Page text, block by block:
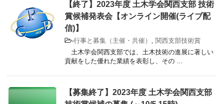
【終了】2023年度 土木学会関西支部 技術
賞候補発表会【オンライン開催(ライブ配
信)】
-行事と募集（主催・共催） , 関西支部技術賞
土木学会関西支部では、土木技術の進展に著しい
貢献をした優れた業績を表彰し、その ...
【募集終了】2023年度 土木学会関西支部